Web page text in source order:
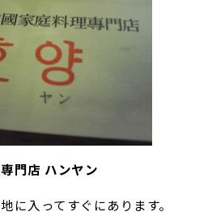
門店 ハンヤン
に入ってすぐにあります。